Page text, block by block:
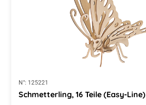
N°: 125221
Schmetterling, 16 Teile (Easy-Line)